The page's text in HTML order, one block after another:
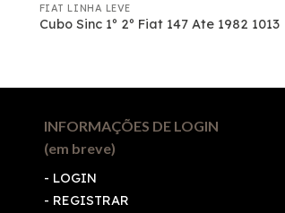
FIAT LINHA LEVE
Cubo Sinc 1º 2º Fiat 147 Ate 1982 1013
INFORMAÇÕES DE LOGIN
(em breve)
- LOGIN
- REGISTRAR